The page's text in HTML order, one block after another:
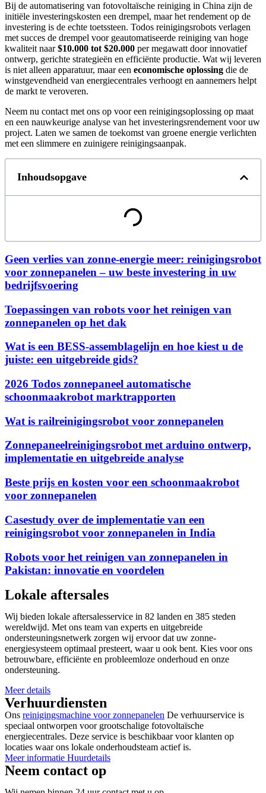
Bij de automatisering van fotovoltaïsche reiniging in China zijn de
initiële investeringskosten een drempel, maar het rendement op de
investering is de echte toetssteen. Todos reinigingsrobots verlagen
met succes de drempel voor geautomatiseerde reiniging van hoge
kwaliteit naar$10.000 tot $20.000 per megawatt door innovatief
ontwerp, gerichte strategieën en efficiënte productie. Wat wij leveren
is niet alleen apparatuur, maar een economische oplossing die de
winstgevendheid van energiecentrales verhoogt en aannemers helpt
de markt te veroveren.
Neem nu contact met ons op voor een reinigingsoplossing op maat
en een nauwkeurige analyse van het investeringsrendement voor uw
project. Laten we samen de toekomst van groene energie verlichten
met een slimmere en zuinigere reinigingsaanpak.
Inhoudsopgave
Geen verlies van zonne-energie meer: reinigingsrobot
voor zonnepanelen – uw beste investering in uw
bedrijfsvoering
Toepassingen van robots voor het reinigen van
zonnepanelen op het dak
Wat is een BESS-assemblagelijn en hoe kiest u de
juiste: een uitgebreide gids?
2026 Todos zonnepaneel automatische
schoonmaakrobot marktrapporten
Wat is railreinigingsrobot voor zonnepanelen
Zonnepaneelreinigingsrobot met arduino ontwerp,
implementatie en uitgebreide analyse
Beste prijs en kosten voor een schoonmaakrobot
voor zonnepanelen
Casestudy over de implementatie van een
reinigingsrobot voor zonnepanelen in India
Robots voor het reinigen van zonnepanelen in
Pakistan: innovatie en voordelen
Lokale aftersales
Wij bieden lokale aftersalesservice in 82 landen en 385 steden
wereldwijd. Met ons team van experts en uitgebreide
ondersteuningsnetwerk zorgen wij ervoor dat uw zonne-
energiesysteem optimaal presteert, waar u ook bent. Kies voor ons
betrouwbare, efficiënte en probleemloze onderhoud en onze
ondersteuning.
Meer details
Verhuurdiensten
Ons reinigingsmachine voor zonnepanelen De verhuurservice is
speciaal ontworpen voor grootschalige fotovoltaïsche
energiecentrales. Deze service is beschikbaar voor klanten op
locaties waar ons lokale onderhoudsteam actief is.
Meer informatie Huurdetails
Neem contact op